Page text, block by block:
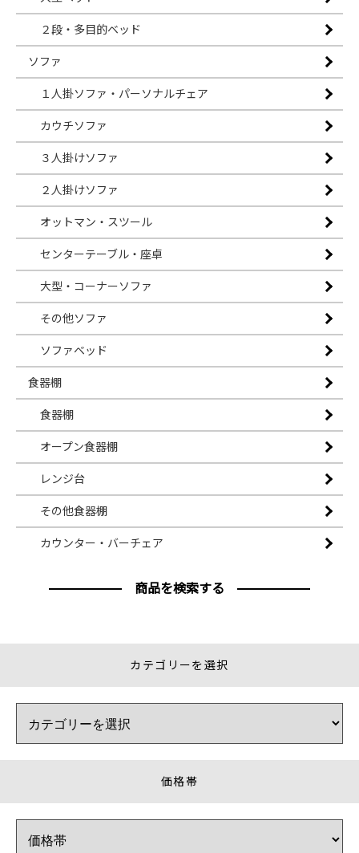
２段・多目的ベッド
ソファ
１人掛ソファ・パーソナルチェア
カウチソファ
３人掛けソファ
２人掛けソファ
オットマン・スツール
センターテーブル・座卓
大型・コーナーソファ
その他ソファ
ソファベッド
食器棚
食器棚
オープン食器棚
レンジ台
その他食器棚
カウンター・バーチェア
商品を検索する
カテゴリーを選択
価格帯